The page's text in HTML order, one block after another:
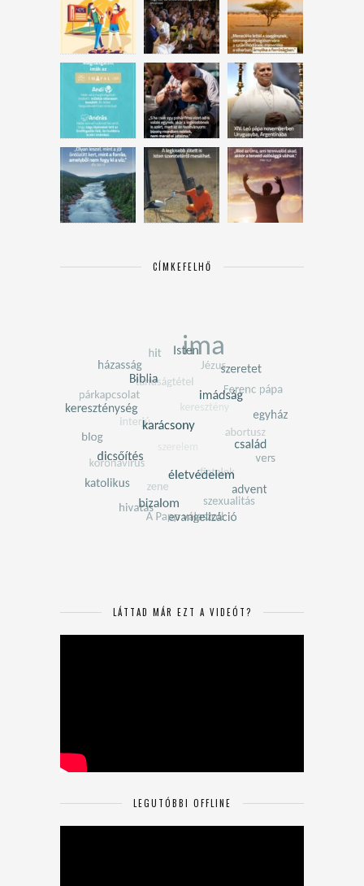
CÍMKEFELHŐ
LÁTTAD MÁR EZT A VIDEÓT?
LEGUTÓBBI OFFLINE